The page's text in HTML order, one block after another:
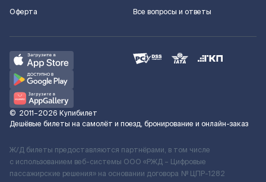
Оферта
Все вопросы и ответы
© 2011–2026 Купибилет
Дешёвые билеты на самолёт и поезд, бронирование и онлайн-заказ
Ж/Д билеты предоставляются партнёрами, в том числе
с использованием веб-системы ООО «РЖД – Цифровые
пассажирские решения» на основании договора № ЦПР-1282